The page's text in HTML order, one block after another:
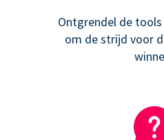
Ontgrendel de
om de strijd voor